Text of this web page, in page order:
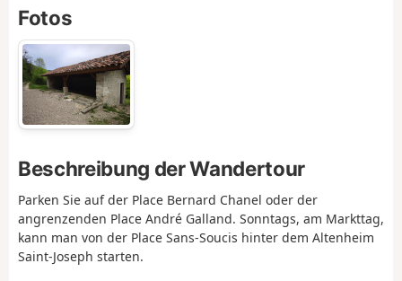
Fotos
Beschreibung der Wandertour
Parken Sie auf der Place Bernard Chanel oder der
angrenzenden Place André Galland. Sonntags, am Markttag,
kann man von der Place Sans-Soucis hinter dem Altenheim
Saint-Joseph starten.